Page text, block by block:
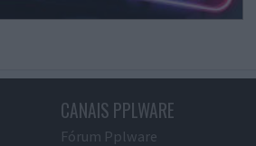
CANAIS PPLWARE
Fórum Pplware